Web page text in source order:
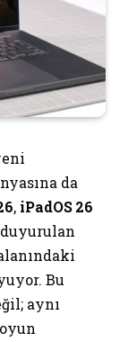
da
, iPadOS 26
Bu
aynı